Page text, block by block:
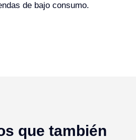
de bajo consumo.
que también